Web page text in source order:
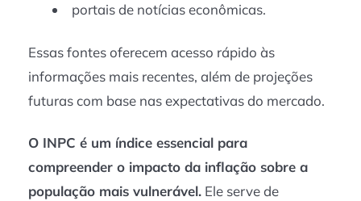
portais de notícias econômicas.
Essas fontes oferecem acesso rápido às
informações mais recentes, além de projeções
futuras com base nas expectativas do mercado.
O INPC é um índice essencial para
compreender o impacto da inflação sobre a
população mais vulnerável. Ele serve de